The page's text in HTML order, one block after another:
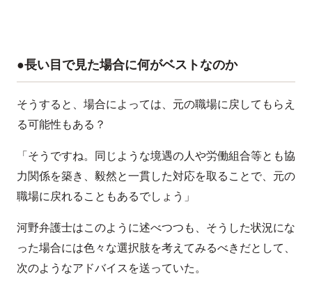
●長い目で見た場合に何がベストなのか
そうすると、場合によっては、元の職場に戻してもらえ
る可能性もある？
「そうですね。同じような境遇の人や労働組合等とも協
力関係を築き、毅然と一貫した対応を取ることで、元の
職場に戻れることもあるでしょう」
河野弁護士はこのように述べつつも、そうした状況にな
った場合には色々な選択肢を考えてみるべきだとして、
次のようなアドバイスを送っていた。